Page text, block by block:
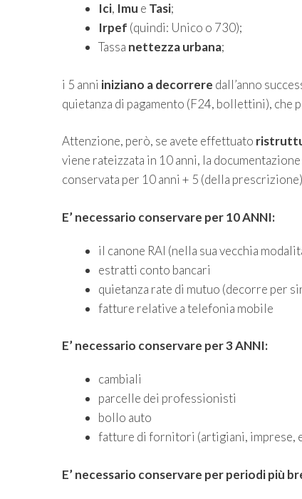
Ici, Imu e Tasi;
Irpef (quindi: Unico o 730);
Tassa nettezza urbana;
i 5 anni iniziano a decorrere dall’anno
quietanza di pagamento (F24, bollettini),
Attenzione, però, se avete effettuato
viene rateizzata in 10 anni, la
conservata per 10 anni + 5 (della
E’ necessario conservare per 10 ANNI:
il canone RAI (nella sua vecchia
estratti conto bancari
quietanza rate di mutuo (decorre per
fatture relative a telefonia mobile
E’ necessario conservare per 3 ANNI:
cambiali
parcelle dei professionisti
bollo auto
fatture di fornitori (artigiani, imprese,
E’ necessario conservare per periodi più